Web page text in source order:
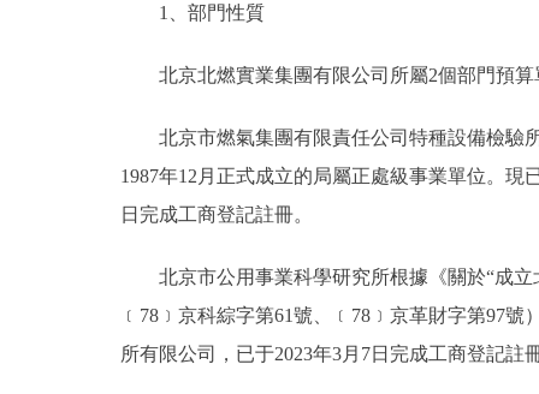
1、部門性質
北京北燃實業集團有限公司所屬2個部門預算
北京市燃氣集團有限責任公司特種設備檢驗所
1987年12月正式成立的局屬正處級事業單位。
日完成工商登記註冊。
北京市公用事業科學研究所根據《關於“成立
﹝78﹞京科綜字第61號、﹝78﹞京革財字第97
所有限公司，已于2023年3月7日完成工商登記註